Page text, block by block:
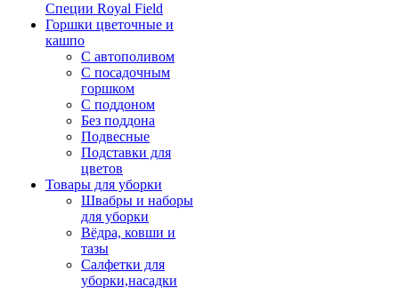
Специи Royal Field
Горшки цветочные и
кашпо
С автополивом
С посадочным
горшком
С поддоном
Без поддона
Подвесные
Подставки для
цветов
Товары для уборки
Швабры и наборы
для уборки
Вёдра, ковши и
тазы
Салфетки для
уборки,насадки